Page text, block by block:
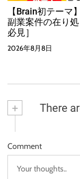
【Brain初テーマ
副業案件の在り
必見］
2026年8月8日
+ There
Comment